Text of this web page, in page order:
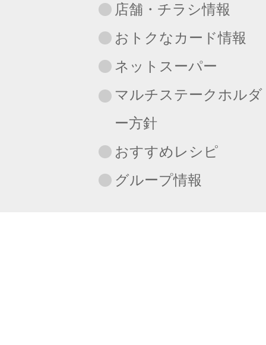
店舗・チラシ情報
おトクなカード情報
ネットスーパー
マルチステークホルダ
ー方針
おすすめレシピ
グループ情報